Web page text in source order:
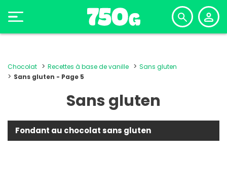
Chocolat Recettes à base de vanille
Sans gluten
Sans gluten - Page 5
Sans gluten
Fondant au chocolat sans gluten